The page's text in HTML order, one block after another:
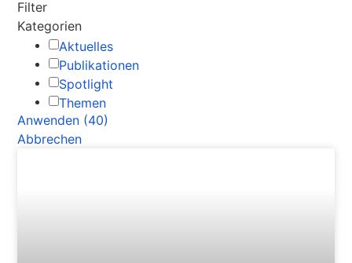
Filter
Kategorien
Aktuelles
Publikationen
Spotlight
Themen
Anwenden (40)
Abbrechen